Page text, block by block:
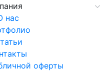
нас
оферты